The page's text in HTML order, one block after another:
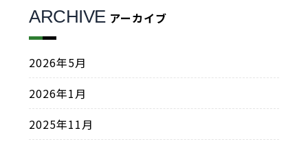
ARCHIVE アーカイブ
2026年5月
2026年1月
2025年11月